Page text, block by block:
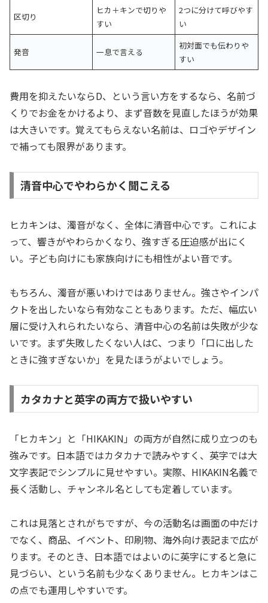
区切り
ヒカ＋キンで切りや
すい
2つに分けて呼びやす
い
発音 一息で言える
初対面でも伝わりや
すい
費用を抑えたいならD、という言い方をするなら、名前づ
くりでお金をかけるより、まず音数を見直したほうが効果
は大きいです。覚えてもらえない名前は、ロゴやデザイン
で補っても限界があります。
清音中心でやわらかく聞こえる
ヒカキンは、濁音がなく、全体に清音中心です。これによ
って、響きがやわらかくなり、強すぎる圧迫感が出にく
い。子ども向けにも家族向けにも相性がよい音です。
もちろん、濁音が悪いわけではありません。強さやインパ
クトを出したいなら有効なこともあります。ただ、幅広い
層に受け入れられたいなら、清音中心の名前は失敗が少な
いです。まず失敗したくない人はC、つまり「口に出した
ときに強すぎないか」を見たほうがよいでしょう。
カタカナと英字の両方で扱いやすい
「ヒカキン」と「HIKAKIN」の両方が自然に成り立つのも
強みです。日本語ではカタカナで読みやすく、英字では大
文字表記でシンプルに見せやすい。実際、HIKAKIN名義で
長く活動し、チャンネル名としても定着しています。
これは見落とされがちですが、今の活動名は画面の中だけ
でなく、商品、イベント、印刷物、海外向け表記まで広が
ります。そのとき、日本語ではよいのに英字にすると急に
見づらい、という名前も少なくありません。ヒカキンはこ
の点でも運用しやすいです。